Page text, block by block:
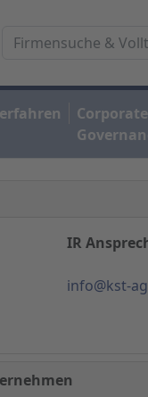
Corporate
IR
info@kst-